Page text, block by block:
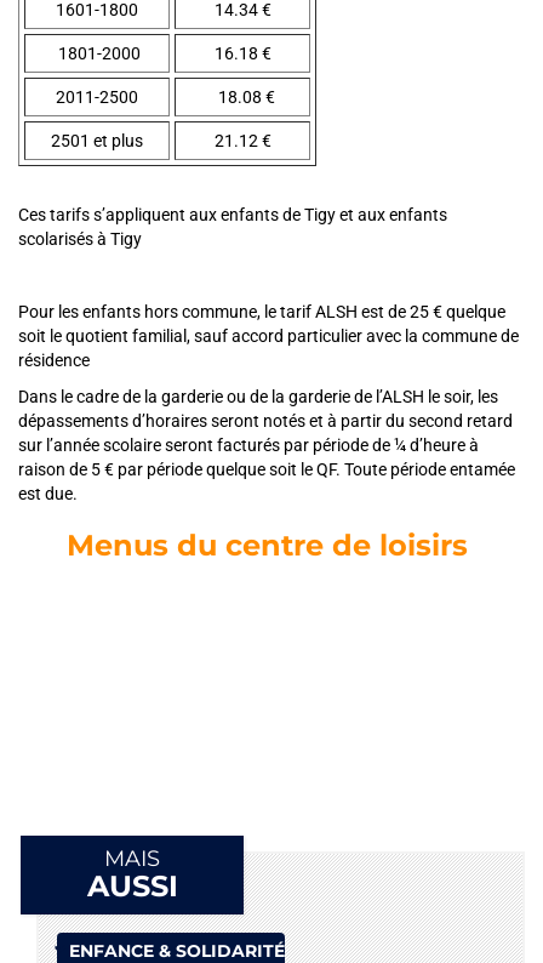
1601-1800 14.34 €
1801-2000 16.18 €
2011-2500 18.08 €
2501 et plus 21.12 €
Ces tarifs s’appliquent aux enfants de Tigy et aux enfants
scolarisés à Tigy
Pour les enfants hors commune, le tarif ALSH est de 25 € quelque
soit le quotient familial, sauf accord particulier avec la commune de
résidence
Dans le cadre de la garderie ou de la garderie de l’ALSH le soir, les
dépassements d’horaires seront notés et à partir du second retard
sur l’année scolaire seront facturés par période de ¼ d’heure à
raison de 5 € par période quelque soit le QF. Toute période entamée
est due.
Menus du centre de loisirs
MAIS
AUSSI
ENFANCE & SOLIDARITÉ